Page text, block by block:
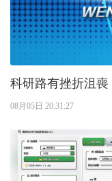
08月05日 20:31:27